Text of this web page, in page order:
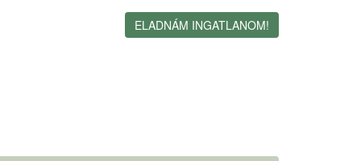
ELADNÁM INGATLANOM!